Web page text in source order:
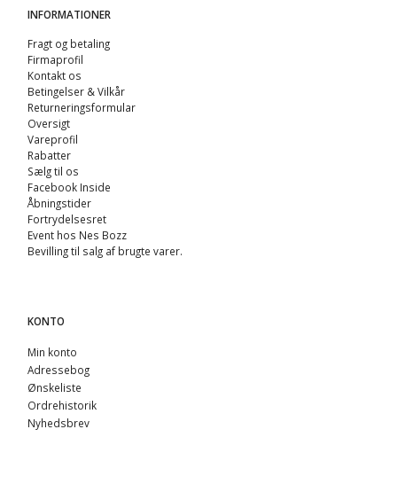
INFORMATIONER
Fragt og betaling
Firmaprofil
Kontakt os
Betingelser & Vilkår
Returneringsformular
Oversigt
Vareprofil
Rabatter
Sælg til os
Facebook Inside
Åbningstider
Fortrydelsesret
Event hos Nes Bozz
Bevilling til salg af brugte varer.
KONTO
Min konto
Adressebog
Ønskeliste
Ordrehistorik
Nyhedsbrev